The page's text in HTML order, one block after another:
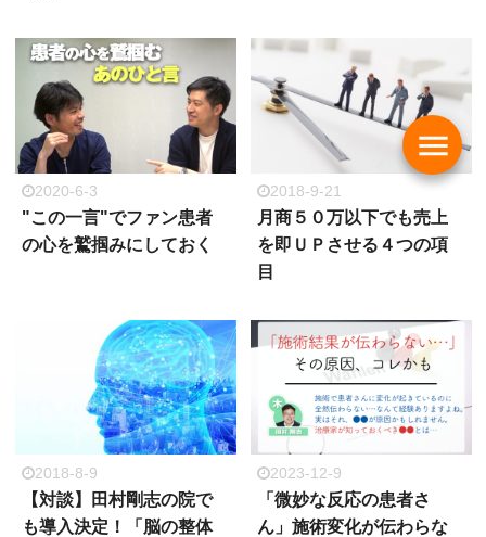
2020-6-3
"この一言"でファン患者
の心を鷲掴みにしておく
2018-9-21
月商５０万以下でも売上
を即ＵＰさせる４つの項
目
2018-8-9
【対談】田村剛志の院で
も導入決定！「脳の整体
2023-12-9
「微妙な反応の患者さ
ん」施術変化が伝わらな
menu